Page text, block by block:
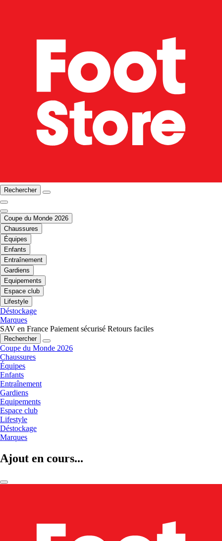
Rechercher
Coupe du Monde 2026
Chaussures
Équipes
Enfants
Entraînement
Gardiens
Equipements
Espace club
Lifestyle
Déstockage
Marques
SAV en France Paiement sécurisé Retours faciles
Rechercher
Coupe du Monde 2026
Chaussures
Équipes
Enfants
Entraînement
Gardiens
Equipements
Espace club
Lifestyle
Déstockage
Marques
Ajout en cours...